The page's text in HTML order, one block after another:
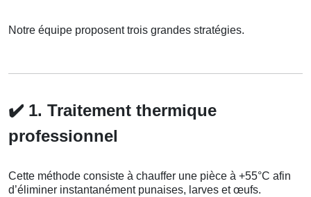
Notre équipe proposent trois grandes stratégies.
✔️ 1. Traitement thermique
professionnel
Cette méthode consiste à chauffer une pièce à +55°C afin
d’éliminer instantanément punaises, larves et œufs.